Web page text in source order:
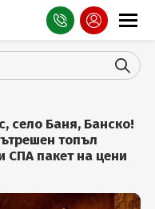
село Баня, Банско!
топъл
СПА пакет на цени